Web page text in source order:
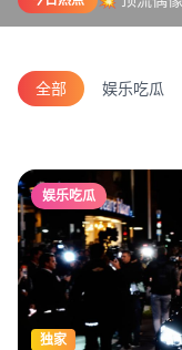
全部 娱乐吃瓜
娱乐吃瓜
独家